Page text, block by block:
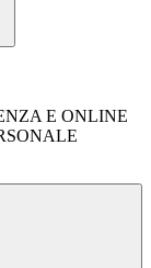
E ONLINE